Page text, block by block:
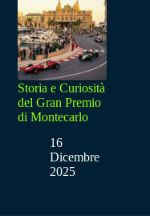
Storia e Curiosità
del Gran Premio
di Montecarlo
16
Dicembre
2025